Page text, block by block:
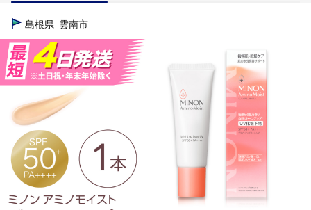
TOP
TOP 日用品・雑貨 美容雑貨
島根県 雲南市